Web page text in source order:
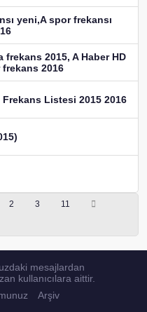
yeni,A spor frekansı
frekans 2015, A Haber HD
frekans 2016
Listesi 2015 2016
2 3 11
mesajlardan
kullanıcılara aittir.
Arşiv